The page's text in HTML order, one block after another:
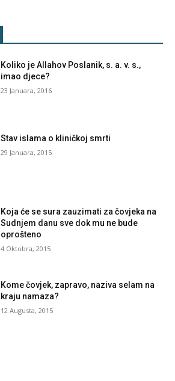
Koliko je Allahov Poslanik, s. a. v. s.,
imao djece?
23 Januara, 2016
Stav islama o kliničkoj smrti
29 Januara, 2015
Koja će se sura zauzimati za čovjeka na
Sudnjem danu sve dok mu ne bude
oprošteno
4 Oktobra, 2015
Kome čovjek, zapravo, naziva selam na
kraju namaza?
12 Augusta, 2015